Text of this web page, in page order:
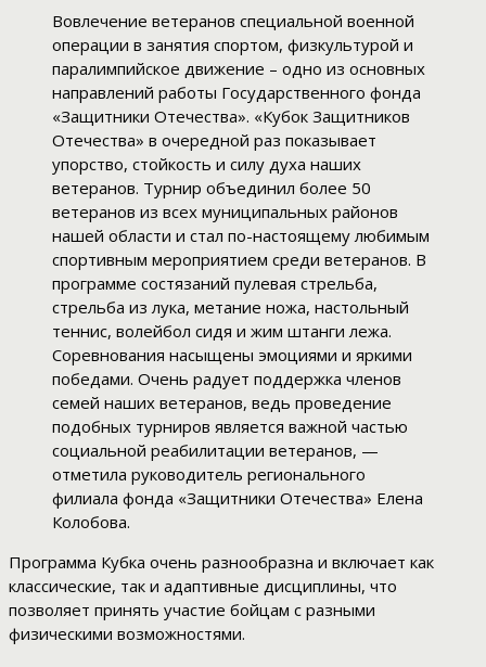
Вовлечение ветеранов специальной военной
операции в занятия спортом, физкультурой и
паралимпийское движение – одно из основных
направлений работы Государственного фонда
«Защитники Отечества». «Кубок Защитников
Отечества» в очередной раз показывает
упорство, стойкость и силу духа наших
ветеранов. Турнир объединил более 50
ветеранов из всех муниципальных районов
нашей области и стал по-настоящему любимым
спортивным мероприятием среди ветеранов. В
программе состязаний пулевая стрельба,
стрельба из лука, метание ножа, настольный
теннис, волейбол сидя и жим штанги лежа.
Соревнования насыщены эмоциями и яркими
победами. Очень радует поддержка членов
семей наших ветеранов, ведь проведение
подобных турниров является важной частью
социальной реабилитации ветеранов, —
отметила руководитель регионального
филиала фонда «Защитники Отечества» Елена
Колобова.
Программа Кубка очень разнообразна и включает как
классические, так и адаптивные дисциплины, что
позволяет принять участие бойцам с разными
физическими возможностями.